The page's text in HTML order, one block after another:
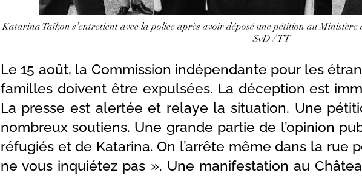
Katarina Taikon s’entretient avec la police après avoir déposé une pétition au
SvD / TT
Le 15 août, la Commission indépendante pour les
familles doivent être expulsées. La déception est
La presse est alertée et relaye la situation. Une
nombreux soutiens. Une grande partie de l’opinion
réfugiés et de Katarina. On l’arrête même dans la rue
ne vous inquiétez pas ». Une manifestation au